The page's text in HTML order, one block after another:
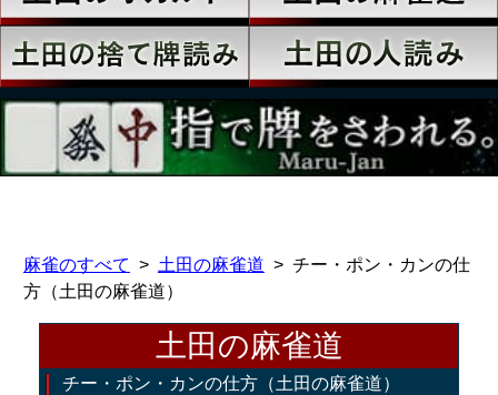
麻雀のすべて 土田の麻雀道
チー・ポン・カンの仕
方（土田の麻雀道）
土田の麻雀道
チー・ポン・カンの仕方（土田の麻雀道）